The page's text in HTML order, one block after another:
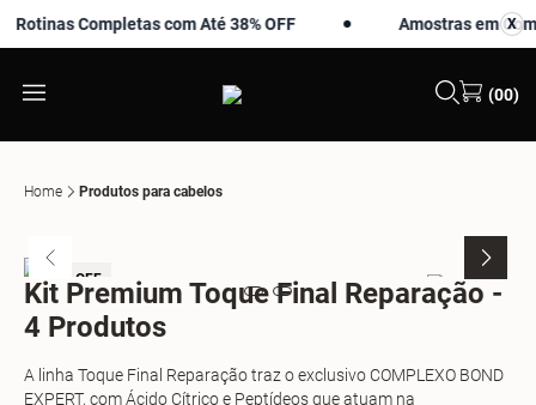
X
Completas com Até 38% OFF Amostras em
X
(00)
Home Produtos para cabelos
-10% OFF
Kit Premium Toque Final Reparação -
4 Produtos
A linha Toque Final Reparação traz o exclusivo COMPLEXO BOND
EXPERT, com Ácido Cítrico e Peptídeos que atuam na